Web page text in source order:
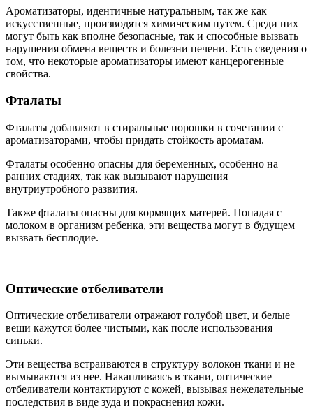
Ароматизаторы, идентичные натуральным, так же как
искусственные, производятся химическим путем. Среди них
могут быть как вполне безопасные, так и способные вызвать
нарушения обмена веществ и болезни печени. Есть сведения о
том, что некоторые ароматизаторы имеют канцерогенные
свойства.
Фталаты
Фталаты добавляют в стиральные порошки в сочетании с
ароматизаторами, чтобы придать стойкость ароматам.
Фталаты особенно опасны для беременных, особенно на
ранних стадиях, так как вызывают нарушения
внутриутробного развития.
Также фталаты опасны для кормящих матерей. Попадая с
молоком в организм ребенка, эти вещества могут в будущем
вызвать бесплодие.
Оптические отбеливатели
Оптические отбеливатели отражают голубой цвет, и белые
вещи кажутся более чистыми, как после использования
синьки.
Эти вещества встраиваются в структуру волокон ткани и не
вымываются из нее. Накапливаясь в ткани, оптические
отбеливатели контактируют с кожей, вызывая нежелательные
последствия в виде зуда и покраснения кожи.